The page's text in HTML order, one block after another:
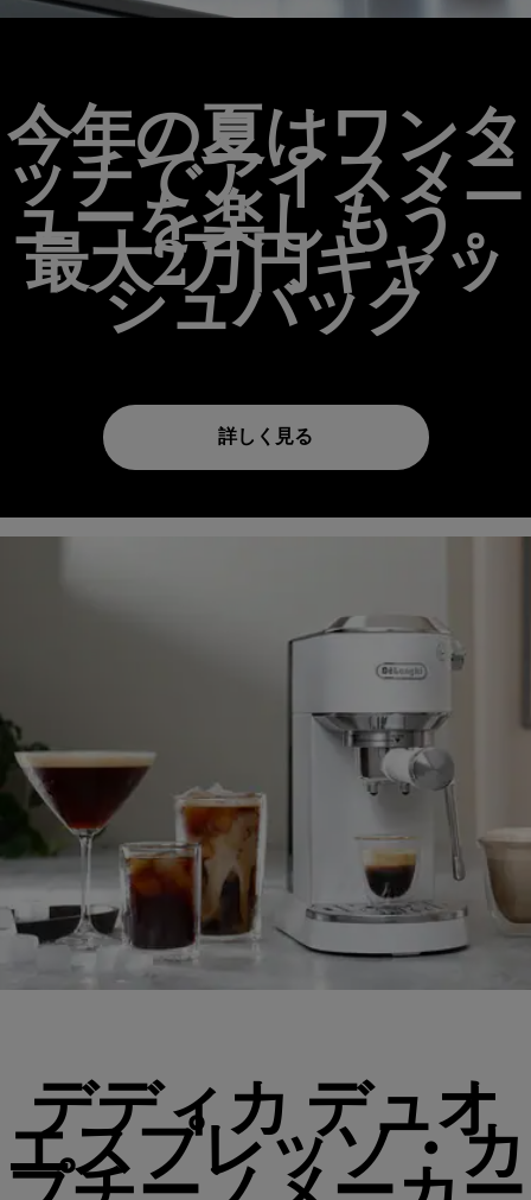
今年の夏はワンタ
ッチでアイスメニ
ューを楽しもう。
最大2万円キャッ
シュバック
詳しく見る
デディカ デュオ
エスプレッソ・カ